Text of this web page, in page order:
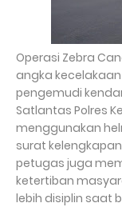
Operasi Zebra
angka
pengemudi
Satlantas Polres
menggunakan
surat kelengkapan
petugas juga
ketertiban
lebih disiplin saat